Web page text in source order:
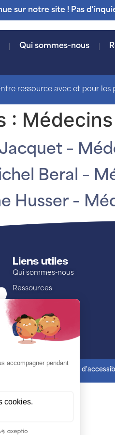
sur notre site ! Pas
Qui sommes-nous
ressource avec et pour les
:
–
Beral –
Husser –
Liens utiles
Qui sommes-nous
Ressources
Formations
Cartographie
Contact
d'utilisation Conditions